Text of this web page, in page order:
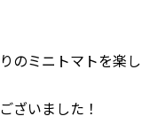
のミニトマトを楽し
ざいました！